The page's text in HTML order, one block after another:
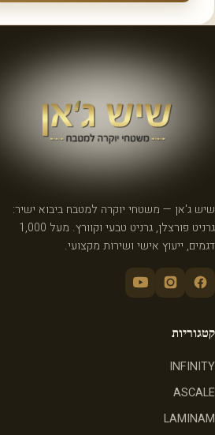
שיש ג'אן — משטחי יוקרה למטבח ביבוא ישיר:
גרניט פורצלן, גרניט טבעי וקוורץ. מעל 1,000
דגמים, ייעוץ אישי ושירות מקצועי.
קטגוריות
INFINITY
ASCALE
LAMINAM